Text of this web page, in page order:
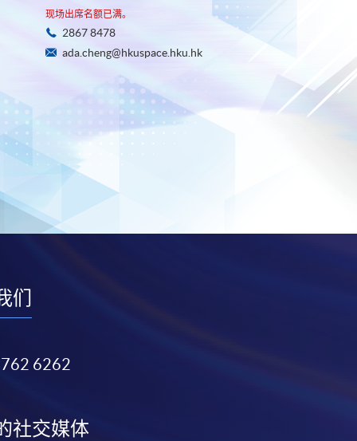
现场出席名额已满。
2867 8478
ada.cheng@hkuspace.hku.hk
们
6262
社交媒体